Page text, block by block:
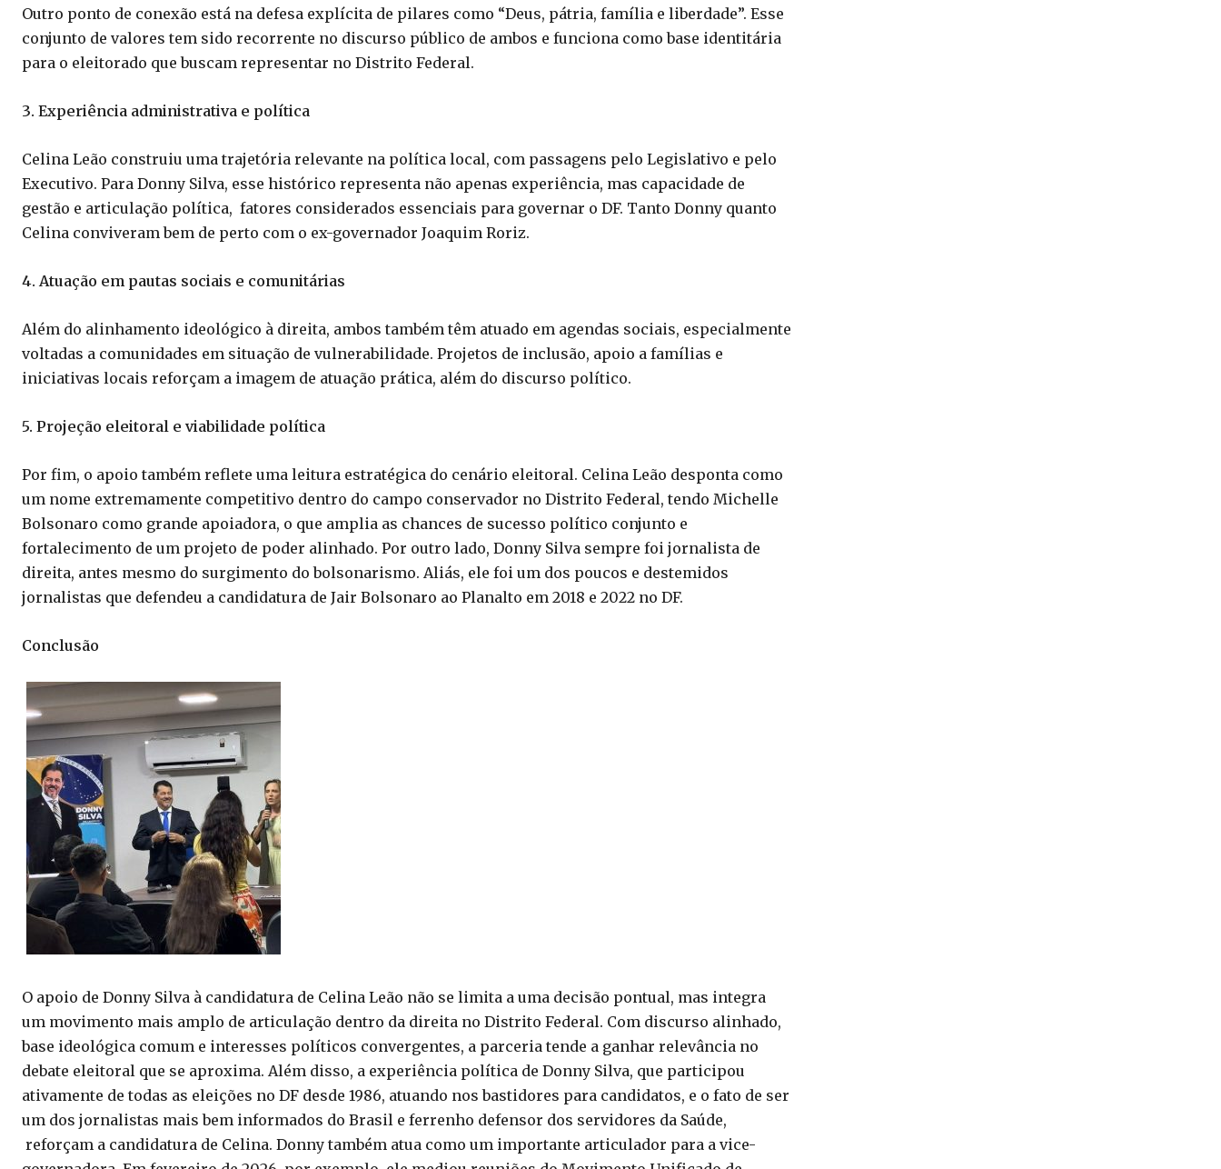
Outro ponto de conexão está na defesa explícita de pilares como “Deus, pátria, família e liberdade”. Esse
conjunto de valores tem sido recorrente no discurso público de ambos e funciona como base identitária
para o eleitorado que buscam representar no Distrito Federal.
3. Experiência administrativa e política
Celina Leão construiu uma trajetória relevante na política local, com passagens pelo Legislativo e pelo
Executivo. Para Donny Silva, esse histórico representa não apenas experiência, mas capacidade de
gestão e articulação política, fatores considerados essenciais para governar o DF. Tanto Donny quanto
Celina conviveram bem de perto com o ex-governador Joaquim Roriz.
4. Atuação em pautas sociais e comunitárias
Além do alinhamento ideológico à direita, ambos também têm atuado em agendas sociais, especialmente
voltadas a comunidades em situação de vulnerabilidade. Projetos de inclusão, apoio a famílias e
iniciativas locais reforçam a imagem de atuação prática, além do discurso político.
5. Projeção eleitoral e viabilidade política
Por fim, o apoio também reflete uma leitura estratégica do cenário eleitoral. Celina Leão desponta como
um nome extremamente competitivo dentro do campo conservador no Distrito Federal, tendo Michelle
Bolsonaro como grande apoiadora, o que amplia as chances de sucesso político conjunto e
fortalecimento de um projeto de poder alinhado. Por outro lado, Donny Silva sempre foi jornalista de
direita, antes mesmo do surgimento do bolsonarismo. Aliás, ele foi um dos poucos e destemidos
jornalistas que defendeu a candidatura de Jair Bolsonaro ao Planalto em 2018 e 2022 no DF.
Conclusão
O apoio de Donny Silva à candidatura de Celina Leão não se limita a uma decisão pontual, mas integra
um movimento mais amplo de articulação dentro da direita no Distrito Federal. Com discurso alinhado,
base ideológica comum e interesses políticos convergentes, a parceria tende a ganhar relevância no
debate eleitoral que se aproxima. Além disso, a experiência política de Donny Silva, que participou
ativamente de todas as eleições no DF desde 1986, atuando nos bastidores para candidatos, e o fato de ser
um dos jornalistas mais bem informados do Brasil e ferrenho defensor dos servidores da Saúde,
reforçam a candidatura de Celina. Donny também atua como um importante articulador para a vice-